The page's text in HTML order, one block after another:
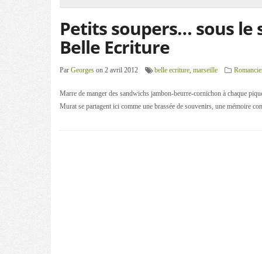
Petits soupers… sous le
Belle Ecriture
Par Georges on 2 avril 2012 belle ecriture, marseille
Marre de manger des sandwichs jambon-beurre-cornichon à chaque
Murat se partagent ici comme une brassée de souvenirs, une mémoire